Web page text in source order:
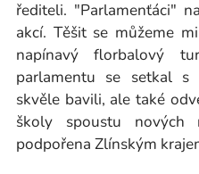
řediteli. "Parlamenťáci"
akcí. Těšit se můžeme
napínavý florbalový
parlamentu se setkal s
skvěle bavili, ale také
školy spoustu nových
podpořena Zlínským